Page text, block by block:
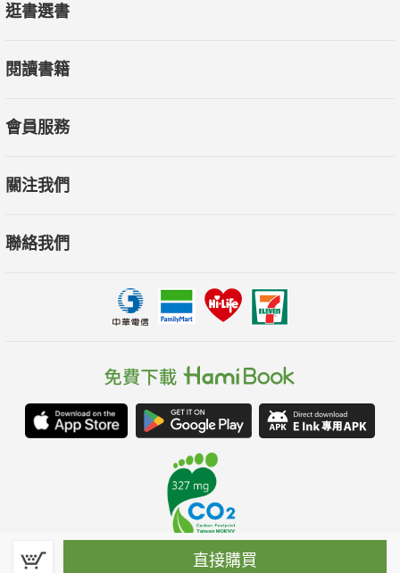
直接購買
逛書選書
閱讀書籍
會員服務
關注我們
聯絡我們